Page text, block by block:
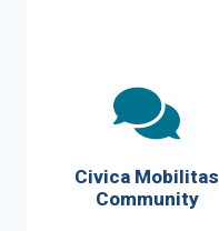
Civica Mobilitas
Community